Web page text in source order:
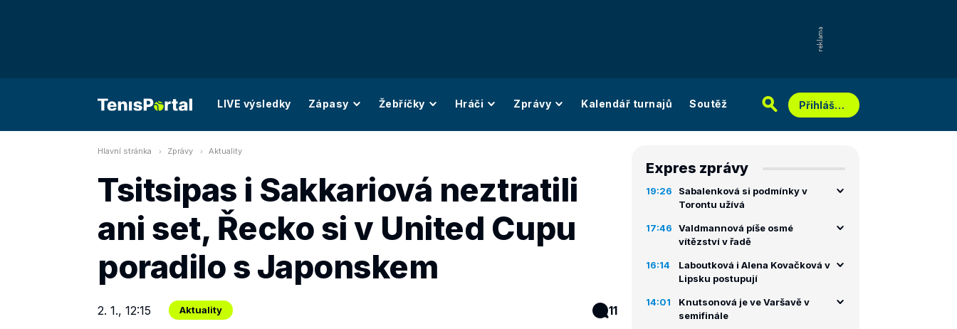
LIVE výsledky Zápasy Žebříčky Hráči Zprávy Kalendář turnajů Soutěž Přihlášení
Hlavní stránka Zprávy Aktuality
Tsitsipas i Sakkariová neztratili
ani set, Řecko si v United Cupu
poradilo s Japonskem
2. 1., 12:15 Aktuality 11
Expres zprávy
19:26
Sabalenková si podmínky v
Torontu užívá
17:46
Valdmannová píše osmé
vítězství v řadě
16:14
Laboutková i Alena Kovačková v
Lipsku postupují
14:01
Knutsonová je ve Varšavě v
semifinále